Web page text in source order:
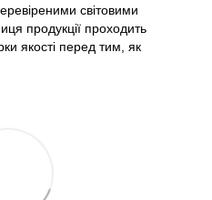
світовими
продукції проходить
якості перед тим, як